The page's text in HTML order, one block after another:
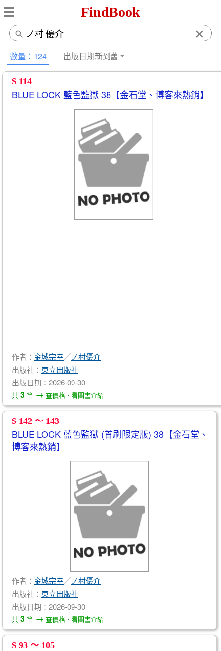
FindBook
×
數量：124 出版日期新到舊
$ 114
BLUE LOCK 藍色監獄 38【金石堂、博客來熱銷】
作者： 金城宗幸／ノ村優介
出版社： 東立出版社
出版日期：2026-09-30
共 3 筆 → 查價格、看圖書介紹
$ 142 ～ 143
BLUE LOCK 藍色監獄 (首刷限定版) 38【金石堂、
博客來熱銷】
作者： 金城宗幸／ノ村優介
出版社： 東立出版社
出版日期：2026-09-30
共 3 筆 → 查價格、看圖書介紹
$ 93 ～ 105